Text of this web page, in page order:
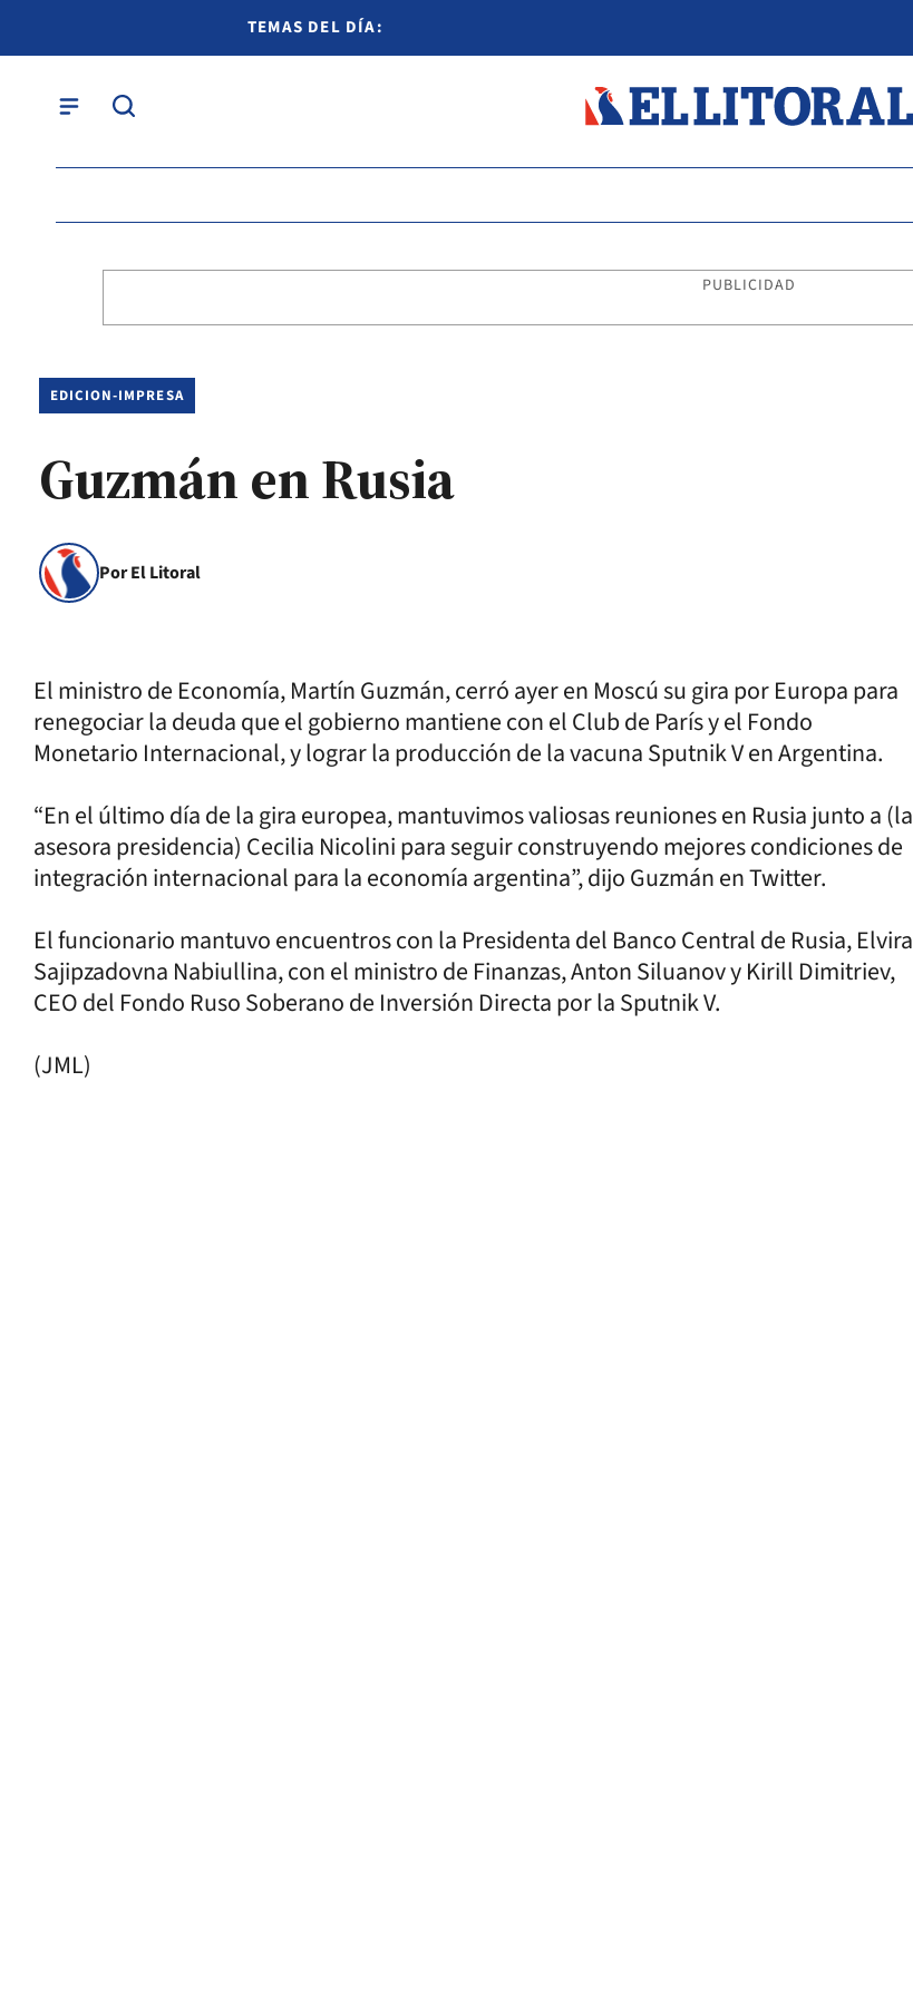
TEMAS DEL DÍA:
PUBLICIDAD
EDICION-IMPRESA
Guzmán en Rusia
Por El Litoral
El ministro de Economía, Martín Guzmán, cerró ayer en Moscú su gira por Europa para
renegociar la deuda que el gobierno mantiene con el Club de París y el Fondo
Monetario Internacional, y lograr la producción de la vacuna Sputnik V en Argentina.
“En el último día de la gira europea, mantuvimos valiosas reuniones en Rusia junto a (la
asesora presidencia) Cecilia Nicolini para seguir construyendo mejores condiciones de
integración internacional para la economía argentina”, dijo Guzmán en Twitter.
El funcionario mantuvo encuentros con la Presidenta del Banco Central de Rusia, Elvira
Sajipzadovna Nabiullina, con el ministro de Finanzas, Anton Siluanov y Kirill Dimitriev,
CEO del Fondo Ruso Soberano de Inversión Directa por la Sputnik V.
(JML)